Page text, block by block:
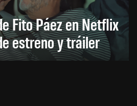
Fito Páez en Netflix
estreno y tráiler